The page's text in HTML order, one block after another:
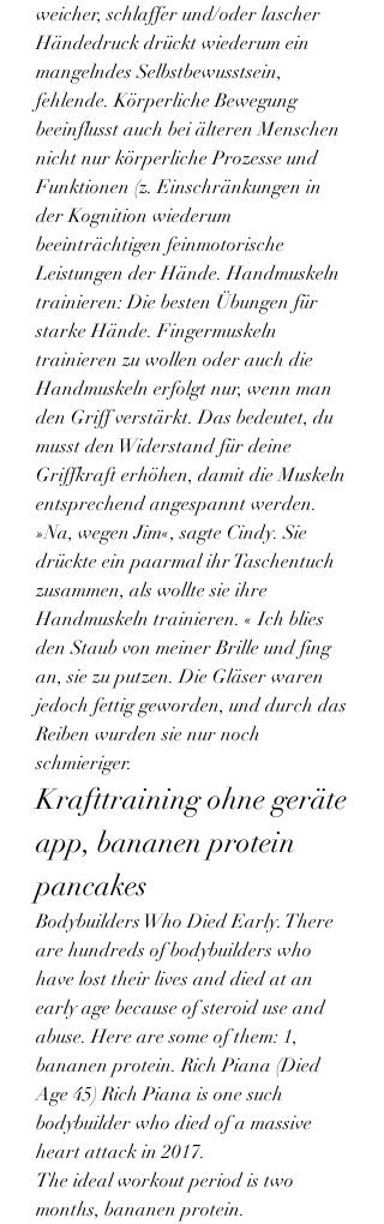
weicher, schlaffer und/oder lascher
Händedruck drückt wiederum ein
mangelndes Selbstbewusstsein,
fehlende. Körperliche Bewegung
beeinflusst auch bei älteren Menschen
nicht nur körperliche Prozesse und
Funktionen (z. Einschränkungen in
der Kognition wiederum
beeinträchtigen feinmotorische
Leistungen der Hände. Handmuskeln
trainieren: Die besten Übungen für
starke Hände. Fingermuskeln
trainieren zu wollen oder auch die
Handmuskeln erfolgt nur, wenn man
den Griff verstärkt. Das bedeutet, du
musst den Widerstand für deine
Griffkraft erhöhen, damit die Muskeln
entsprechend angespannt werden.
»Na, wegen Jim«, sagte Cindy. Sie
drückte ein paarmal ihr Taschentuch
zusammen, als wollte sie ihre
Handmuskeln trainieren. « Ich blies
den Staub von meiner Brille und fing
an, sie zu putzen. Die Gläser waren
jedoch fettig geworden, und durch das
Reiben wurden sie nur noch
schmieriger.
Krafttraining ohne geräte
app, bananen protein
pancakes
Bodybuilders Who Died Early. There
are hundreds of bodybuilders who
have lost their lives and died at an
early age because of steroid use and
abuse. Here are some of them: 1,
bananen protein. Rich Piana (Died
Age 45) Rich Piana is one such
bodybuilder who died of a massive
heart attack in 2017.
The ideal workout period is two
months, bananen protein.